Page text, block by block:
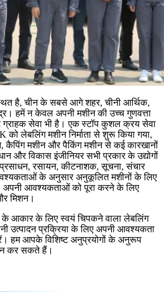
है, चीन के सबसे आगे शहर, चीनी आर्थिक,
हमें न केवल अपनी मशीन की उच्च गुणवत्ता
ग्राहक सेवा भी है। एक स्टॉप कुशल क्रय सेवा
लेबलिंग मशीन निर्माता से शुरू किया गया,
कैपिंग मशीन और पैकिंग मशीन से कई कारखानों
और विकास इंजीनियर सभी प्रकार के उद्योगों
रसायन, कीटनाशक, सूचना, संचार
के अनुसार अनुकूलित मशीनों के लिए
आवश्यकताओं को पूरा करने के लिए
मिशन।
आकार के लिए स्वयं चिपकने वाला लेबलिंग
उत्पादन प्रक्रिया के लिए अपनी आवश्यकता
हम आपके विशिष्ट अनुप्रयोगों के अनुरूप
कर सकते हैं।